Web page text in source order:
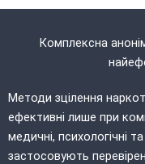
Комплексна
Методи зцілення
ефективні лише при
медичні, психологічні
застосовують